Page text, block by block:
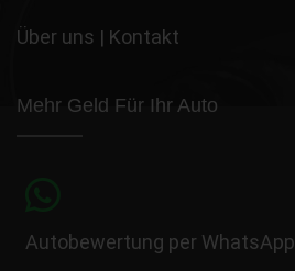
Über uns | Kontakt
Mehr Geld Für Ihr Auto
Autobewertung per WhatsApp